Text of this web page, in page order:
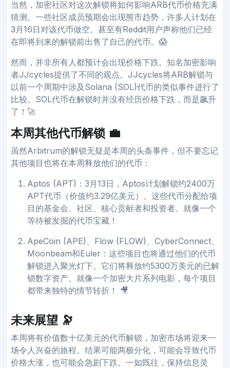
当然，加密社区对这次解锁将如何影响ARB代币价格充满
猜测。一些社区成员预期会出现熊市趋势，许多人计划在
3月16日对该代币做空。甚至有Reddit用户声称他们已经
在即将到来的解锁前出售了自己的代币。😱
然而，并非所有人都预计会出现价格下跌。知名加密影响
者JJcycles提供了不同的观点。JJcycles将ARB解锁与
以前一个周期中涉及Solana (SOL)代币的类似事件进行了
比较。SOL代币在解锁时并没有经历价格下跌，而是飙升
了！🚀
本周其他代币解锁 💼
虽然Arbitrum的解锁无疑是本周的头条事件，但不要忘记
其他项目也将在本周释放他们的代币：
Aptos (APT)：3月13日，Aptos计划解锁约2400万
APT代币（价值约3.29亿美元）。这些代币分配给项
目的基金会、社区、核心贡献者和投资者。就像一个
等待被发掘的代币宝藏！
ApeCoin (APE)、Flow (FLOW)、CyberConnect、
Moonbeam和Euler：这些项目也将通过他们的代币
解锁进入聚光灯下。它们将释放约5300万美元的已解
锁数字资产。就像一个加密大片系列电影，每个项目
都带来独特的情节转折！ 🎥
未来展望 🔭
本周将有价值数十亿美元的代币解锁，加密市场将迎来一
场令人兴奋的旅程。结果可能两极分化，可能会导致代币
价格大涨，也可能会急剧下跌。一如既往，保持信息灵